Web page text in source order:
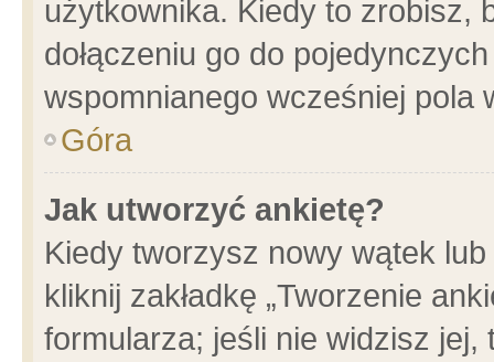
użytkownika. Kiedy to zrobisz,
dołączeniu go do
wspomnianego wcześniej pola
Góra
Jak utworzyć ankietę?
Kiedy tworzysz nowy wątek
kliknij zakładkę „Tworzenie
formularza; jeśli nie widzisz